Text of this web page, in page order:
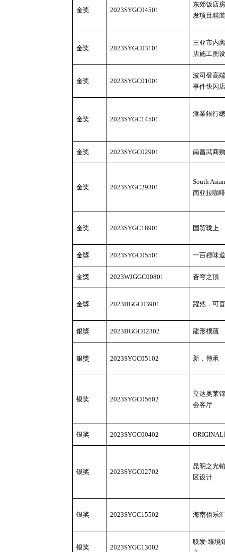
金奖 2023SYGC04501
东郊饭店
发项目精
金奖 2023SYGC03101
三亚市内
店施工图
金奖 2023SYGC01001
波司登高
事件快闪店
金奖 2023SYGC14501
滙業銀行
金奖 2023SYGC02901 南昌武商
金奖 2023SYGC29301
South
南亚拉咖
金奖 2023SYGC18901 国贸珑上
金獎 2023SYGC05501 一百種味道
金獎 2023WJGGC00801 蒼穹之頂
金獎 2023BGGC03901 躍然．可喜
銀獎 2023BGGC02302 龍形樸蘊
銀獎 2023SYGC05102 新．傳承
银奖 2023SYGC05602
立达奥莱
会客厅
银奖 2023SYGC00402 ORIGINAL
银奖 2023SYGC02702
昆明之光
区设计
银奖 2023SYGC15502 海南佰乐汇
银奖 2023SYGC13002
联发·臻境